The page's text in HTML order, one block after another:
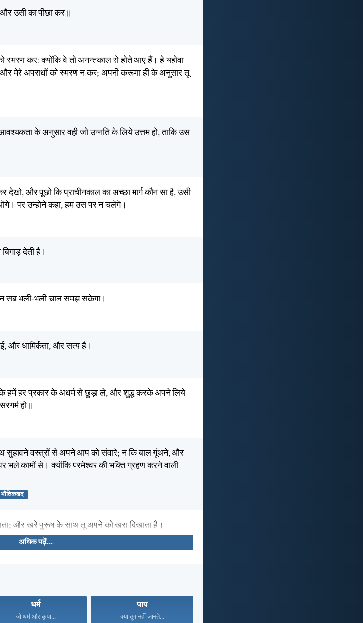
उसी का पीछा कर॥
स्मरण कर; क्योंकि वे तो अनन्तकाल से होते आए हैं। हे यहोवा
और मेरे अपराधों को स्मरण न कर; अपनी करूणा ही के अनुसार तू
के अनुसार वही जो उन्नति के लिये उत्तम हो, ताकि उस
देखो, और पूछो कि प्राचीनकाल का अच्छा मार्ग कौन सा है, उसी
पर उन्होंने कहा, हम उस पर न चलेंगे।
देती है।
सब भली-भली चाल समझ सकेगा।
और धामिर्कता, और सत्य है।
हमें हर प्रकार के अधर्म से छुड़ा ले, और शुद्ध करके अपने लिये
हो॥
सुहावने वस्त्रों से अपने आप को संवारे; न कि बाल गूंथने, और
भले कामों से। क्योंकि परमेश्वर की भक्ति ग्रहण करने वाली
भौतिकवाद
और खरे पुरूष के साथ तू अपने को खरा दिखाता है।
अधिक पढ़ें...
धर्म
जो धर्म और कृपा...
पाप
क्या तुम नहीं जानते...